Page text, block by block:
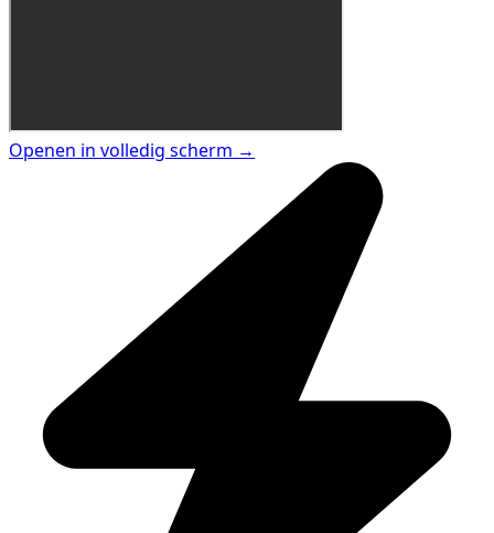
Openen in volledig scherm →